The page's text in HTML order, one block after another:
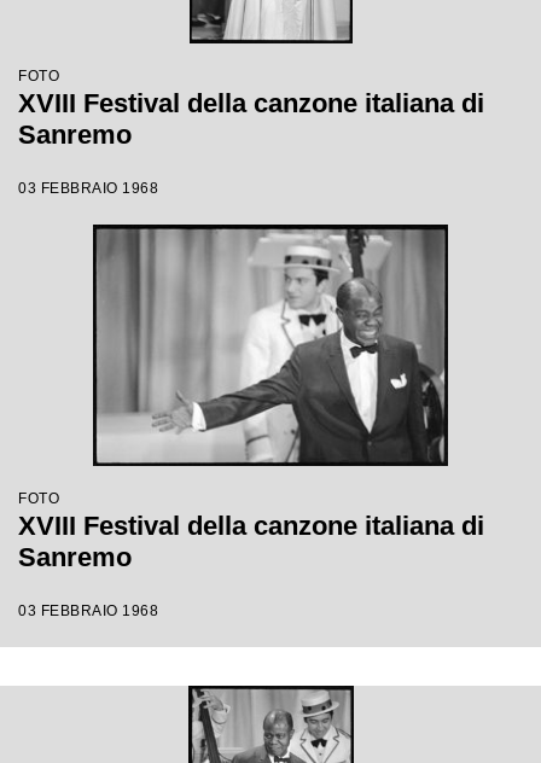
FOTO
XVIII Festival della canzone italiana di
Sanremo
03 FEBBRAIO 1968
FOTO
XVIII Festival della canzone italiana di
Sanremo
03 FEBBRAIO 1968